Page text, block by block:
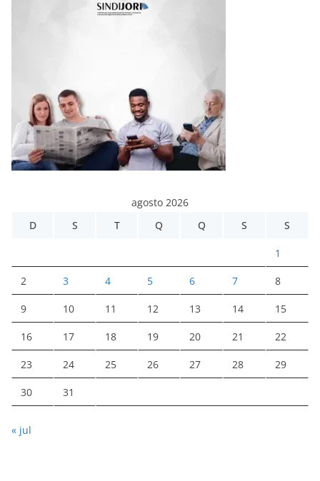
agosto 2026
D
S T Q Q S S
1
2 3 4 5 6 7 8
9 10 11 12 13 14 15
16 17 18 19 20 21 22
23 24 25 26 27 28 29
30 31
« jul